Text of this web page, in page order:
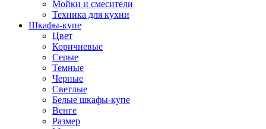
Мойки и смесители
Техника для кухни
Шкафы-купе
Цвет
Коричневые
Серые
Темные
Черные
Светлые
Белые шкафы-купе
Венге
Размер